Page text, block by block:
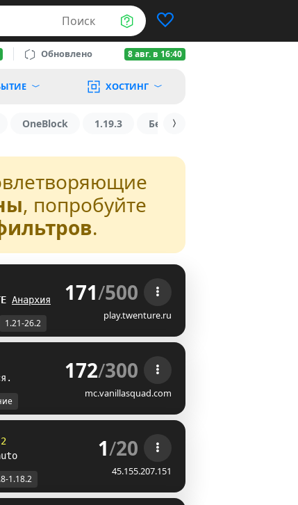
Поиск
Обновлено 8 авг. в 16:40
ХОСТИНГ
OneBlock 1.19.3 БедВарс
, попробуйте
.
G Анархия 171/500
play.twenture.ru
1.21-26.2
я . 172/300
mc.vanillasquad.com
1/20
45.155.207.151
1.18.2